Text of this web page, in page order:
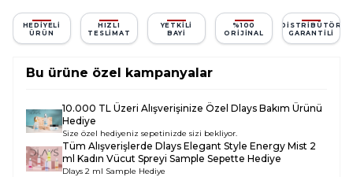
HEDIYELI
ÜRÜN
HIZLI
TESLIMAT
YETKILI
BAYI
%100
ORIJINAL
DISTRIBÜTÖR
GARANTILI
Bu ürüne özel kampanyalar
10.000 TL Üzeri Alışverişinize Özel Dlays Bakım Ürünü
Hediye
Size özel hediyeniz sepetinizde sizi bekliyor.
Tüm Alışverişlerde Dlays Elegant Style Energy Mist 2
ml Kadın Vücut Spreyi Sample Sepette Hediye
Dlays 2 ml Sample Hediye